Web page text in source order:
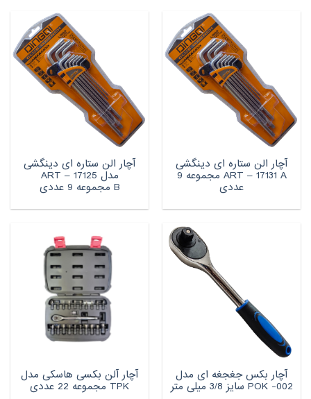
آچار الن ستاره ای دینگشی
ART – 17131 A مجموعه 9
عددی
آچار الن ستاره ای دینگشی
مدل ART – 17125
B مجموعه 9 عددی
آچار بکس جغجغه ای مدل
POK -002 سایز 3/8 میلی متر
آچار آلن بکسی هاسکی مدل
TPK مجموعه 22 عددی